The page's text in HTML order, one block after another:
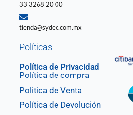
33 3268 20 00
tienda@sydec.com.mx
Políticas
Política de Privacidad
Política de compra
Politica de Venta
Política de Devolución